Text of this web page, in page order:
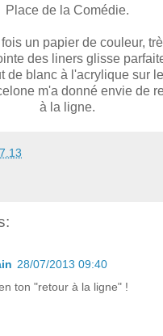
Place de la Comédie.
un papier de couleur,
des liners glisse
de blanc à l'acrylique sur
m'a donné envie de
à la ligne.
28/07/2013 09:40
ton "retour à la ligne" !